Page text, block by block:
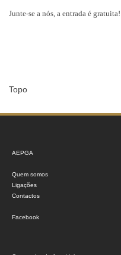
Junte-se a nós, a entrada é gratuita!
Topo
AEPGA
Quem somos
Ligações
Contactos
Facebook